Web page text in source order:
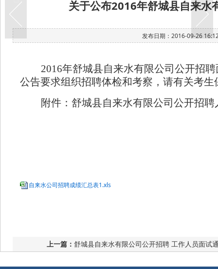
关于公布2016年舒城县自来水
发布日期：2016-09-26
2016年舒城县自来水有限公司公开招
公告要求组织招聘体检和考察，请有关考
附件：舒城县自来水有限公司公开招
自来水公司招聘成绩汇总表1.xls
上一篇： 舒城县自来水有限公司公开招聘 工作人员面试